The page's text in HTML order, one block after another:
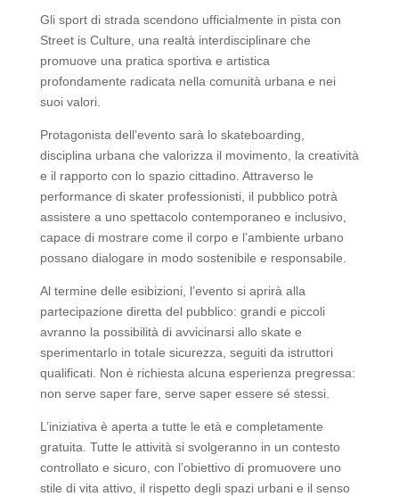
Gli sport di strada scendono ufficialmente in pista con
Street is Culture, una realtà interdisciplinare che
promuove una pratica sportiva e artistica
profondamente radicata nella comunità urbana e nei
suoi valori.
Protagonista dell’evento sarà lo skateboarding,
disciplina urbana che valorizza il movimento, la creatività
e il rapporto con lo spazio cittadino. Attraverso le
performance di skater professionisti, il pubblico potrà
assistere a uno spettacolo contemporaneo e inclusivo,
capace di mostrare come il corpo e l’ambiente urbano
possano dialogare in modo sostenibile e responsabile.
Al termine delle esibizioni, l’evento si aprirà alla
partecipazione diretta del pubblico: grandi e piccoli
avranno la possibilità di avvicinarsi allo skate e
sperimentarlo in totale sicurezza, seguiti da istruttori
qualificati. Non è richiesta alcuna esperienza pregressa:
non serve saper fare, serve saper essere sé stessi.
L’iniziativa è aperta a tutte le età e completamente
gratuita. Tutte le attività si svolgeranno in un contesto
controllato e sicuro, con l’obiettivo di promuovere uno
stile di vita attivo, il rispetto degli spazi urbani e il senso